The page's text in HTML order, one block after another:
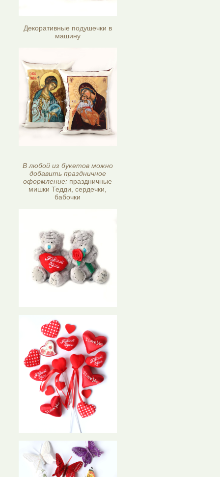
Декоративные подушечки в
машину
В любой из букетов можно
добавить праздничное
оформление: праздничные
мишки Тедди, сердечки,
бабочки